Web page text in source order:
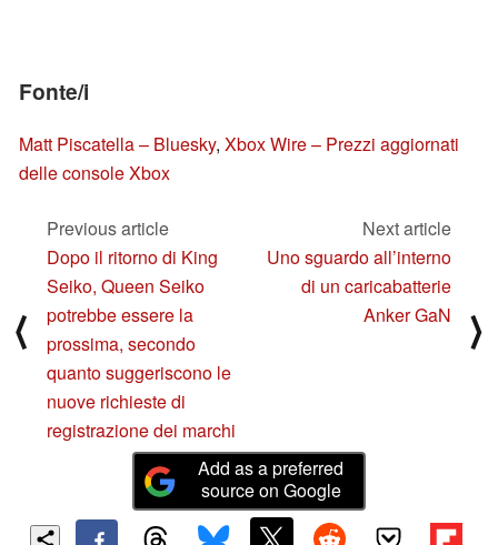
Fonte/i
Matt Piscatella – Bluesky, Xbox Wire – Prezzi aggiornati
delle console Xbox
⟨
Previous article
Dopo il ritorno di King
Seiko, Queen Seiko
potrebbe essere la
prossima, secondo
quanto suggeriscono le
nuove richieste di
registrazione dei marchi
Next article
Uno sguardo all’interno
di un caricabatterie
Anker GaN
⟩
Add as a preferred
source on Google